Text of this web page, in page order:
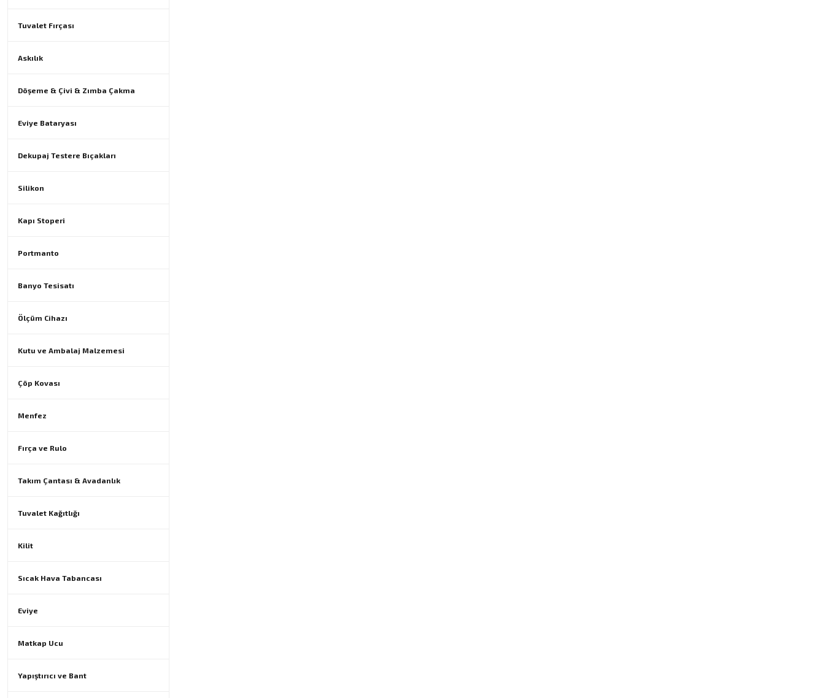
Tuvalet Fırçası
Askılık
Döşeme & Çivi & Zımba Çakma
Eviye Bataryası
Dekupaj Testere Bıçakları
Silikon
Kapı Stoperi
Portmanto
Banyo Tesisatı
Ölçüm Cihazı
Kutu ve Ambalaj Malzemesi
Çöp Kovası
Menfez
Fırça ve Rulo
Takım Çantası & Avadanlık
Tuvalet Kağıtlığı
Kilit
Sıcak Hava Tabancası
Eviye
Matkap Ucu
Yapıştırıcı ve Bant